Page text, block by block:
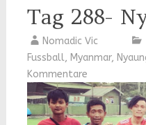
Tag 288-
Nomadic Vic
Fussball, Myanmar,
Kommentare